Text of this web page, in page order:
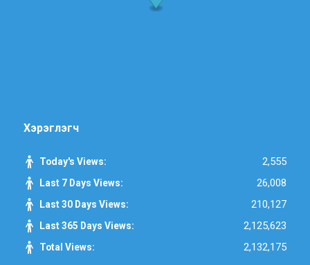
Хэрэглэгч
Today's Views: 2,555
Last 7 Days Views: 26,008
Last 30 Days Views: 210,127
Last 365 Days Views: 2,125,623
Total Views: 2,132,175